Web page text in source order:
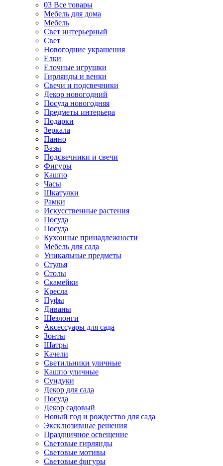
03 Все товары
Мебель для дома
Мебель
Свет интерьерный
Свет
Новогодние украшения
Елки
Елочные игрушки
Гирлянды и венки
Свечи и подсвечники
Декор новогодний
Посуда новогодняя
Предметы интерьера
Подарки
Зеркала
Панно
Вазы
Подсвечники и свечи
Фигуры
Кашпо
Часы
Шкатулки
Рамки
Искусственные растения
Посуда
Посуда
Кухонные принадлежности
Мебель для сада
Уникальные предметы
Стулья
Столы
Скамейки
Кресла
Пуфы
Диваны
Шезлонги
Аксессуары для сада
Зонты
Шатры
Качели
Cветильники уличные
Кашпо уличные
Сундуки
Декор для сада
Посуда
Декор садовый
Новый год и рождество для сада
Эксклюзивные решения
Праздничное освещение
Световые гирлянды
Световые мотивы
Световые фигуры